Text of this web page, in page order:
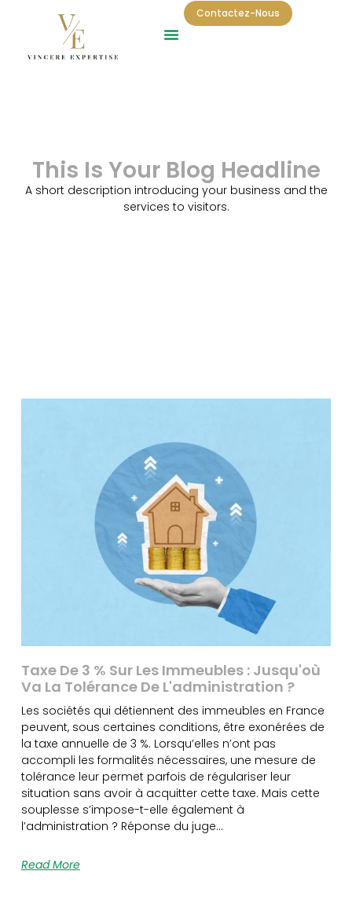
Contactez-Nous
This Is Your Blog Headline
A short description introducing your business and the
services to visitors.
Taxe De 3 % Sur Les Immeubles : Jusqu'où
Va La Tolérance De L'administration ?
Les sociétés qui détiennent des immeubles en France
peuvent, sous certaines conditions, être exonérées de
la taxe annuelle de 3 %. Lorsqu’elles n’ont pas
accompli les formalités nécessaires, une mesure de
tolérance leur permet parfois de régulariser leur
situation sans avoir à acquitter cette taxe. Mais cette
souplesse s’impose-t-elle également à
l’administration ? Réponse du juge…
Read More